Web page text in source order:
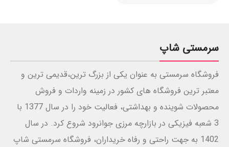
سرمستی شاپ
فروشگاه سرمستی به عنوان یکی از بزرگ ترین،قدیمی ترین و
معتبر ترین فروشگاه های کشور در زمینه واردات و فروش
محصولات شوینده و بهداشتی، فعالیت خود را در سال 1377 با
3 شعبه فیزیکی در بازارچه مرزی جوانرود شروع کرد. در سال
1402 به جهت راحتی و رفاه خریداران، فروشگاه سرمستی شاپ